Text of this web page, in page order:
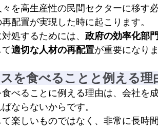
を高生産性の民間セクターに移す
配置が実現した時に起こります。
処するためには、 政府の効率化部
適切な人材の再配置が重要になりま
を食べることと例える理
べることに例える理由は、会社を
ならないからです。
楽しいものではなく、非常に長時